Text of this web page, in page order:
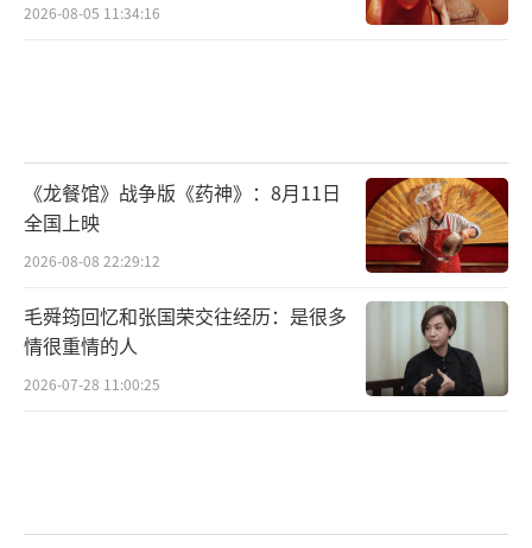
2026-08-05 11:34:16
《龙餐馆》战争版《药神》：8月11日
全国上映
2026-08-08 22:29:12
毛舜筠回忆和张国荣交往经历：是很多
情很重情的人
2026-07-28 11:00:25